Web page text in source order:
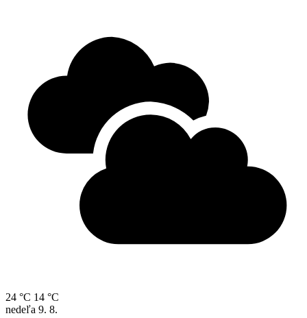
24 °C 14 °C
nedeľa 9. 8.